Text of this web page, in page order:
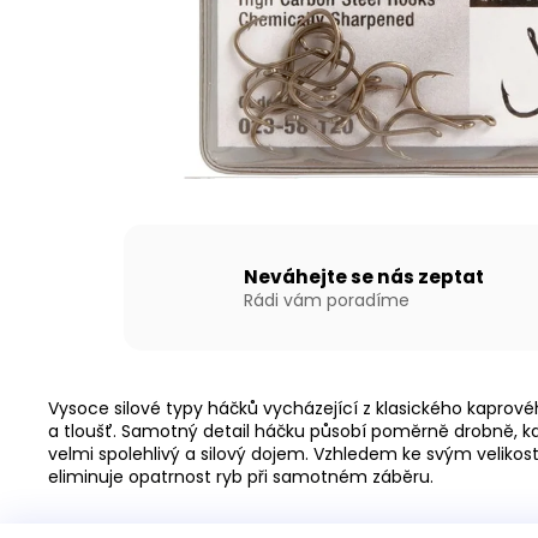
Neváhejte se nás zeptat
Rádi vám poradíme
Vysoce silové typy háčků vycházející z klasického
a tloušť. Samotný detail háčku působí poměrně drobně,
velmi spolehlivý a silový dojem. Vzhledem ke svým
eliminuje opatrnost ryb při samotném záběru.
NAFUKOVACÍ ČLUN WILLIS BOATS RY-
BD330 V ZELENÉ BARVĚ SE SKLÁDACÍ
DŘEVĚNOU PODLAHOU
18 290 Kč